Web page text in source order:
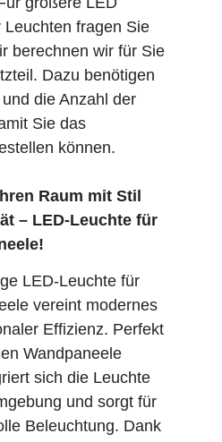
fragen Sie
berechnen wir für Sie
Dazu benötigen
die Anzahl der
Sie das
können.
Raum mit Stil
– LED-Leuchte für
LED-Leuchte für
vereint modernes
Effizienz. Perfekt
Wandpaneele
sich die Leuchte
und sorgt für
Beleuchtung. Dank